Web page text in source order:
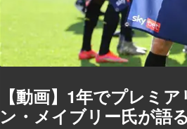
【動画】1年でプレミ
ン・メイブリー氏が語